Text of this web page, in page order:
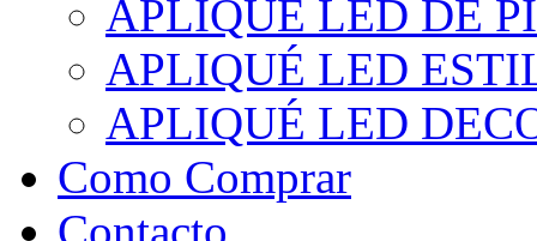
APLIQUÉ LED DE
APLIQUÉ LED
APLIQUÉ LED
Como Comprar
Contacto